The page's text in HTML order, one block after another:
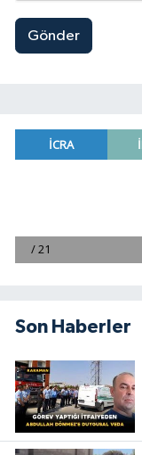
Gönder
Son Haberler